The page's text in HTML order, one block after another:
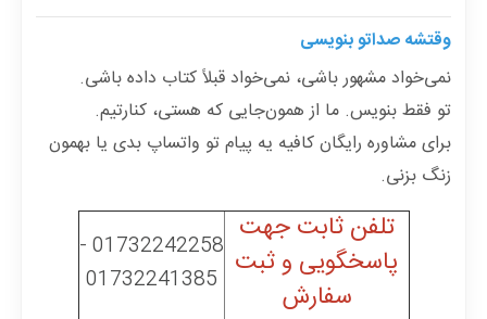
وقتشه صداتو بنویسی
نمی‌خواد مشهور باشی، نمی‌خواد قبلاً کتاب داده باشی.
تو فقط بنویس. ما از همون‌جایی که هستی، کنارتیم.
برای مشاوره رایگان کافیه یه پیام تو واتساپ بدی یا بهمون
زنگ بزنی.
تلفن ثابت جهت
پاسخگویی و ثبت
سفارش
01732242258
-
01732241385